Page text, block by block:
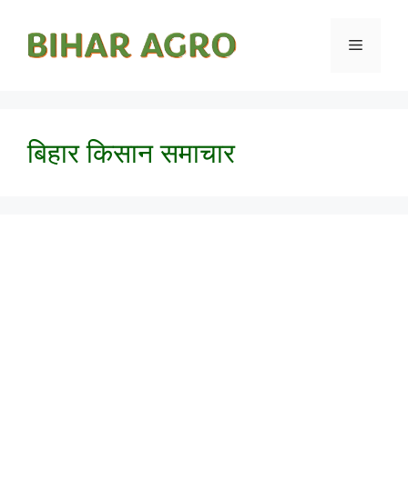
बिहार किसान समाचार